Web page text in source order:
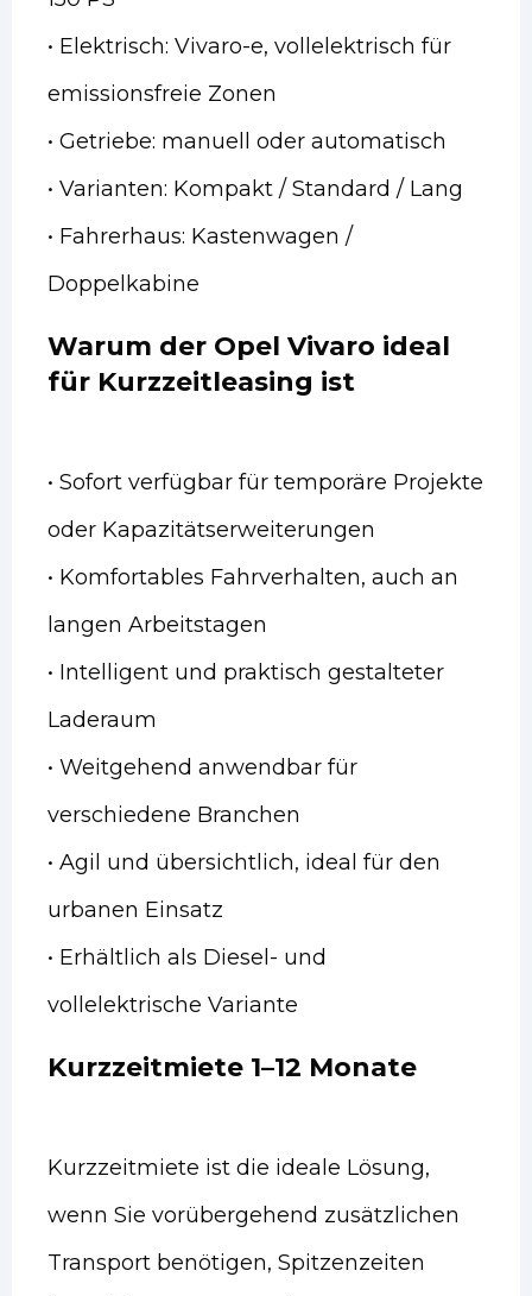
• Elektrisch: Vivaro-e, vollelektrisch für
emissionsfreie Zonen
• Getriebe: manuell oder automatisch
• Varianten: Kompakt / Standard / Lang
• Fahrerhaus: Kastenwagen /
Doppelkabine
Warum der Opel Vivaro ideal
für Kurzzeitleasing ist
• Sofort verfügbar für temporäre Projekte
oder Kapazitätserweiterungen
• Komfortables Fahrverhalten, auch an
langen Arbeitstagen
• Intelligent und praktisch gestalteter
Laderaum
• Weitgehend anwendbar für
verschiedene Branchen
• Agil und übersichtlich, ideal für den
urbanen Einsatz
• Erhältlich als Diesel- und
vollelektrische Variante
Kurzzeitmiete 1–12 Monate
Kurzzeitmiete ist die ideale Lösung,
wenn Sie vorübergehend zusätzlichen
Transport benötigen, Spitzenzeiten